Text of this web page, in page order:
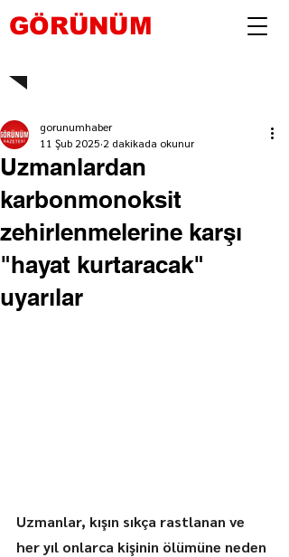
GÖRÜNÜM
Uzmanlardan
karbonmonoksit
zehirlenmelerine karşı
"hayat kurtaracak"
uyarılar
gorunumhaber
11 Şub 2025 2 dakikada okunur
Uzmanlar, kışın sıkça rastlanan ve
her yıl onlarca kişinin ölümüne neden